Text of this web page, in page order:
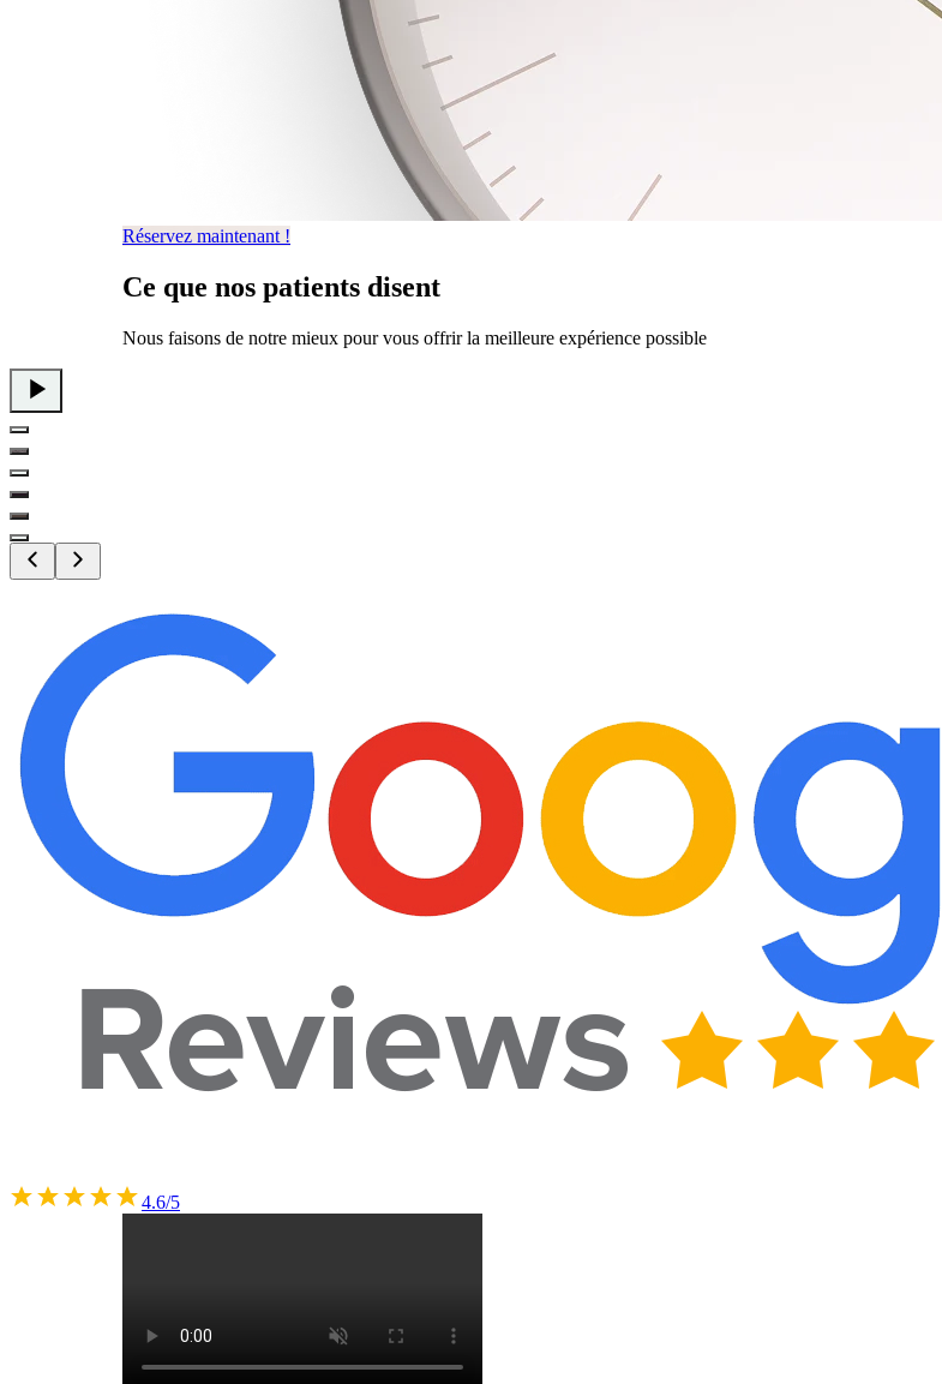
Réservez maintenant !
Ce que nos patients disent
Nous faisons de notre mieux pour vous offrir la meilleure expérience possible
4.6/5